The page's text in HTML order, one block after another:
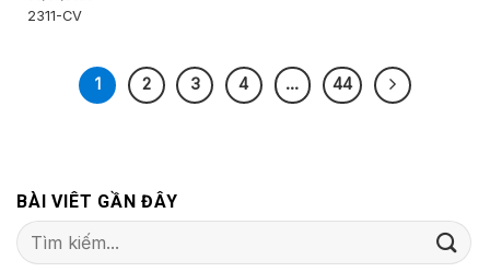
2311-CV
1 2 3 4 … 44
BÀI VIÊT GẦN ĐÂY